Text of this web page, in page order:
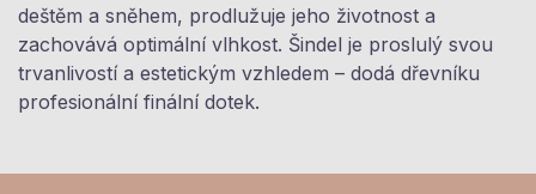
deštěm a sněhem, prodlužuje jeho životnost a
zachovává optimální vlhkost. Šindel je proslulý svou
trvanlivostí a estetickým vzhledem – dodá dřevníku
profesionální finální dotek.